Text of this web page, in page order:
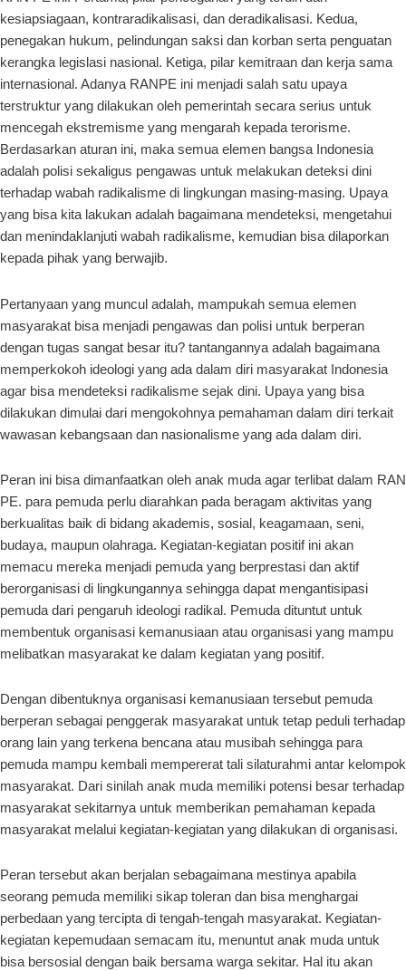
kesiapsiagaan, kontraradikalisasi, dan deradikalisasi. Kedua,
penegakan hukum, pelindungan saksi dan korban serta penguatan
kerangka legislasi nasional. Ketiga, pilar kemitraan dan kerja sama
internasional. Adanya RANPE ini menjadi salah satu upaya
terstruktur yang dilakukan oleh pemerintah secara serius untuk
mencegah ekstremisme yang mengarah kepada terorisme.
Berdasarkan aturan ini, maka semua elemen bangsa Indonesia
adalah polisi sekaligus pengawas untuk melakukan deteksi dini
terhadap wabah radikalisme di lingkungan masing-masing. Upaya
yang bisa kita lakukan adalah bagaimana mendeteksi, mengetahui
dan menindaklanjuti wabah radikalisme, kemudian bisa dilaporkan
kepada pihak yang berwajib.
Pertanyaan yang muncul adalah, mampukah semua elemen
masyarakat bisa menjadi pengawas dan polisi untuk berperan
dengan tugas sangat besar itu? tantangannya adalah bagaimana
memperkokoh ideologi yang ada dalam diri masyarakat Indonesia
agar bisa mendeteksi radikalisme sejak dini. Upaya yang bisa
dilakukan dimulai dari mengokohnya pemahaman dalam diri terkait
wawasan kebangsaan dan nasionalisme yang ada dalam diri.
Peran ini bisa dimanfaatkan oleh anak muda agar terlibat dalam RAN
PE. para pemuda perlu diarahkan pada beragam aktivitas yang
berkualitas baik di bidang akademis, sosial, keagamaan, seni,
budaya, maupun olahraga. Kegiatan-kegiatan positif ini akan
memacu mereka menjadi pemuda yang berprestasi dan aktif
berorganisasi di lingkungannya sehingga dapat mengantisipasi
pemuda dari pengaruh ideologi radikal. Pemuda dituntut untuk
membentuk organisasi kemanusiaan atau organisasi yang mampu
melibatkan masyarakat ke dalam kegiatan yang positif.
Dengan dibentuknya organisasi kemanusiaan tersebut pemuda
berperan sebagai penggerak masyarakat untuk tetap peduli terhadap
orang lain yang terkena bencana atau musibah sehingga para
pemuda mampu kembali mempererat tali silaturahmi antar kelompok
masyarakat. Dari sinilah anak muda memiliki potensi besar terhadap
masyarakat sekitarnya untuk memberikan pemahaman kepada
masyarakat melalui kegiatan-kegiatan yang dilakukan di organisasi.
Peran tersebut akan berjalan sebagaimana mestinya apabila
seorang pemuda memiliki sikap toleran dan bisa menghargai
perbedaan yang tercipta di tengah-tengah masyarakat. Kegiatan-
kegiatan kepemudaan semacam itu, menuntut anak muda untuk
bisa bersosial dengan baik bersama warga sekitar. Hal itu akan